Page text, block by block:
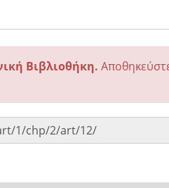
Βιβλιοθήκη.